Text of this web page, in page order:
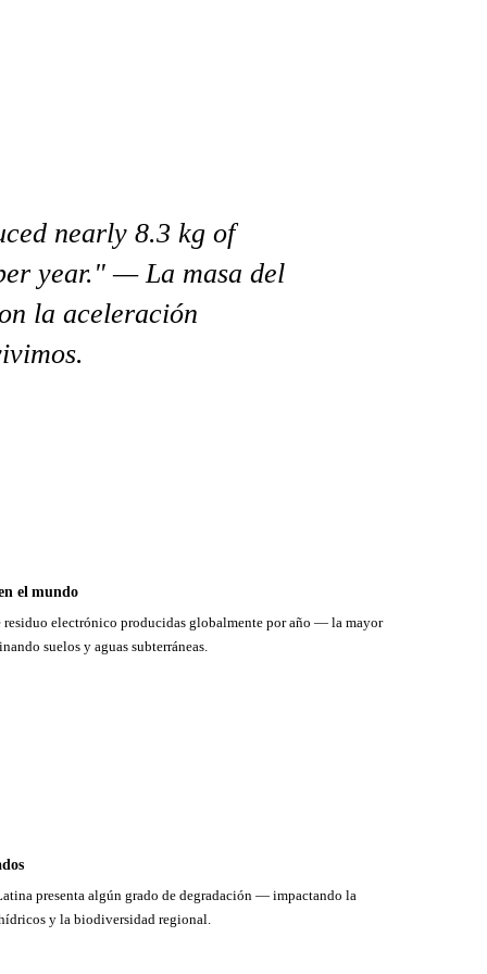
nearly 8.3 kg of
year." — La masa del
la aceleración
el mundo
electrónico producidas globalmente por año — la mayor
suelos y aguas subterráneas.
presenta algún grado de degradación — impactando la
y la biodiversidad regional.